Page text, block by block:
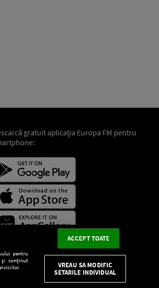
CONFIDENŢIALITATE
gratuit aplicaţia Europa FM pentru
pentru
și conținut
ACCEPT TOATE
VREAU SA MODIFIC
SETARILE INDIVIDUAL